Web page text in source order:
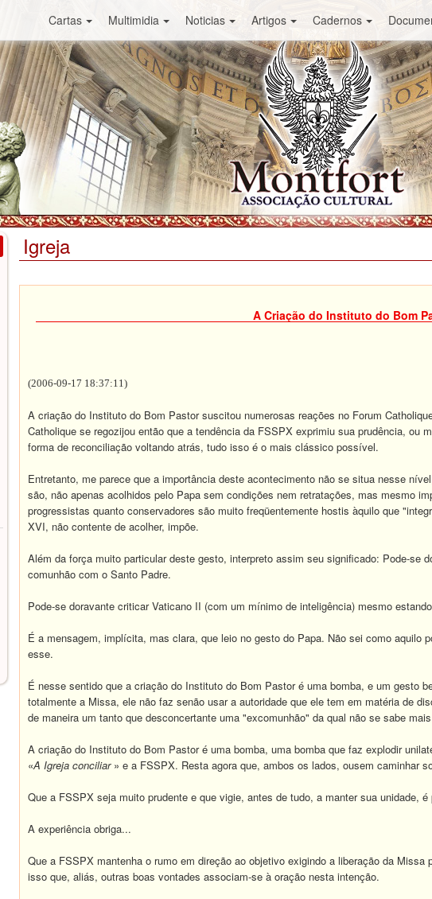
Cartas Multimidia Noticias Artigos Cadernos
Igreja
A Criação do Instituto do Bom
(2006-09-17 18:37:11)
A criação do Instituto do Bom Pastor suscitou numerosas reações no Forum
Catholique se regozijou então que a tendência da FSSPX exprimiu sua prudência,
forma de reconciliação voltando atrás, tudo isso é o mais clássico possível.
Entretanto, me parece que a importância deste acontecimento não se situa nesse
são, não apenas acolhidos pelo Papa sem condições nem retratações, mas mesmo
progressistas quanto conservadores são muito freqüentemente hostis àquilo que
XVI, não contente de acolher, impõe.
Além da força muito particular deste gesto, interpreto assim seu significado: Pode-se
comunhão com o Santo Padre.
Pode-se doravante criticar Vaticano II (com um mínimo de inteligência) mesmo
É a mensagem, implícita, mas clara, que leio no gesto do Papa. Não sei como
esse.
É nesse sentido que a criação do Instituto do Bom Pastor é uma bomba, e um gesto
totalmente a Missa, ele não faz senão usar a autoridade que ele tem em matéria de
de maneira um tanto que desconcertante uma "excomunhão" da qual não se sabe
A criação do Instituto do Bom Pastor é uma bomba, uma bomba que faz explodir
«A Igreja conciliar» e a FSSPX. Resta agora que, ambos os lados, ousem caminhar
Que a FSSPX seja muito prudente e que vigie, antes de tudo, a manter sua unidade,
A experiência obriga...
Que a FSSPX mantenha o rumo em direção ao objetivo exigindo a liberação da
isso que, aliás, outras boas vontades associam-se à oração nesta intenção.